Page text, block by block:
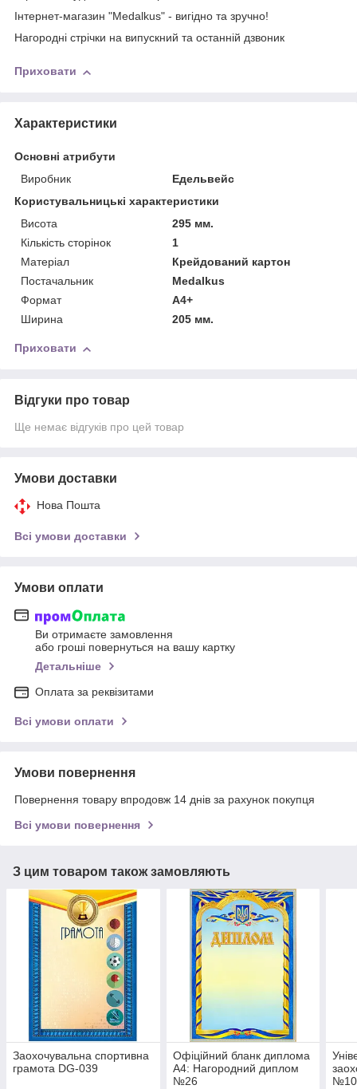
Інтернет-магазин "Medalkus" - вигідно та зручно!
Нагородні стрічки на випускний та останній дзвоник
Приховати
Характеристики
Основні атрибути
Виробник
Едельвейс
Користувальницькі характеристики
Висота
295 мм.
Кількість сторінок
1
Матеріал
Крейдований картон
Постачальник
Medalkus
Формат
А4+
Ширина
205 мм.
Приховати
Відгуки про товар
Ще немає відгуків про цей товар
Умови доставки
Нова Пошта
Всі умови доставки
Умови оплати
Ви отримаєте замовлення
або гроші повернуться на вашу картку
Детальніше
Оплата за реквізитами
Всі умови оплати
Умови повернення
Повернення товару впродовж 14 днів за рахунок покупця
Всі умови повернення
З цим товаром також замовляють
Заохочувальна спортивна
грамота DG-039
Офіційний бланк диплома
А4: Нагородний диплом
№26